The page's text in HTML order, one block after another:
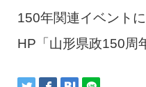
150年関連イベント
HP「山形県政150周